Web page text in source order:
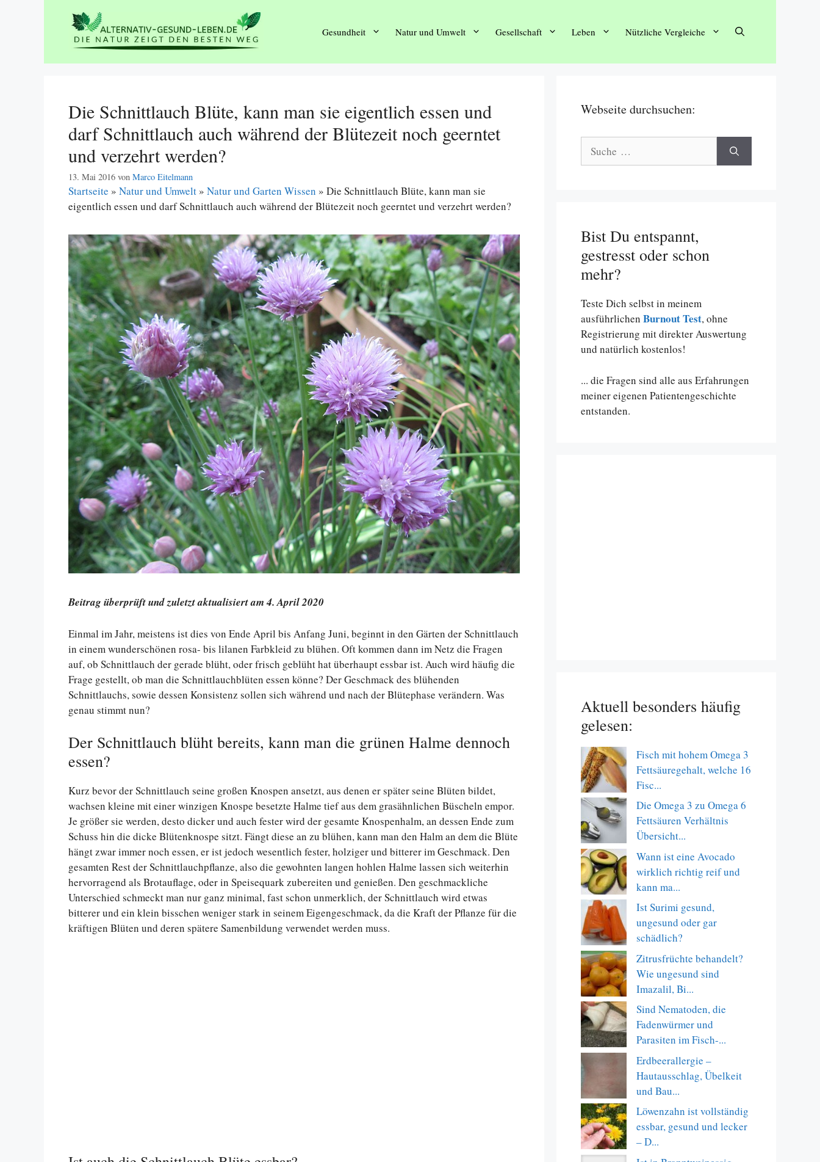
Gesundheit Natur und Umwelt Gesellschaft Leben Nützliche Vergleiche
Die Schnittlauch Blüte, kann man sie eigentlich essen und
darf Schnittlauch auch während der Blütezeit noch geerntet
und verzehrt werden?
13. Mai 2016 von Marco Eitelmann
Startseite » Natur und Umwelt » Natur und Garten Wissen » Die Schnittlauch Blüte, kann man sie
eigentlich essen und darf Schnittlauch auch während der Blütezeit noch geerntet und verzehrt werden?
Beitrag überprüft und zuletzt aktualisiert am 4. April 2020
Einmal im Jahr, meistens ist dies von Ende April bis Anfang Juni, beginnt in den Gärten der Schnittlauch
in einem wunderschönen rosa- bis lilanen Farbkleid zu blühen. Oft kommen dann im Netz die Fragen
auf, ob Schnittlauch der gerade blüht, oder frisch geblüht hat überhaupt essbar ist. Auch wird häufig die
Frage gestellt, ob man die Schnittlauchblüten essen könne? Der Geschmack des blühenden
Schnittlauchs, sowie dessen Konsistenz sollen sich während und nach der Blütephase verändern. Was
genau stimmt nun?
Der Schnittlauch blüht bereits, kann man die grünen Halme dennoch
essen?
Kurz bevor der Schnittlauch seine großen Knospen ansetzt, aus denen er später seine Blüten bildet,
wachsen kleine mit einer winzigen Knospe besetzte Halme tief aus dem grasähnlichen Büscheln empor.
Je größer sie werden, desto dicker und auch fester wird der gesamte Knospenhalm, an dessen Ende zum
Schuss hin die dicke Blütenknospe sitzt. Fängt diese an zu blühen, kann man den Halm an dem die Blüte
hängt zwar immer noch essen, er ist jedoch wesentlich fester, holziger und bitterer im Geschmack. Den
gesamten Rest der Schnittlauchpflanze, also die gewohnten langen hohlen Halme lassen sich weiterhin
hervorragend als Brotauflage, oder in Speisequark zubereiten und genießen. Den geschmackliche
Unterschied schmeckt man nur ganz minimal, fast schon unmerklich, der Schnittlauch wird etwas
bitterer und ein klein bisschen weniger stark in seinem Eigengeschmack, da die Kraft der Pflanze für die
kräftigen Blüten und deren spätere Samenbildung verwendet werden muss.
Webseite durchsuchen:
nach:
Bist Du entspannt,
gestresst oder schon
mehr?
Teste Dich selbst in meinem
ausführlichen Burnout Test, ohne
Registrierung mit direkter Auswertung
und natürlich kostenlos!
... die Fragen sind alle aus Erfahrungen
meiner eigenen Patientengeschichte
entstanden.
Aktuell besonders häufig
gelesen:
Fisch mit hohem Omega 3
Fettsäuregehalt, welche 16
Fisc...
Die Omega 3 zu Omega 6
Fettsäuren Verhältnis
Übersicht...
Wann ist eine Avocado
wirklich richtig reif und
kann ma...
Ist Surimi gesund,
ungesund oder gar
schädlich?
Zitrusfrüchte behandelt?
Wie ungesund sind
Imazalil, Bi...
Sind Nematoden, die
Fadenwürmer und
Parasiten im Fisch-...
Erdbeerallergie –
Hautausschlag, Übelkeit
und Bau...
Löwenzahn ist vollständig
essbar, gesund und lecker
– D...